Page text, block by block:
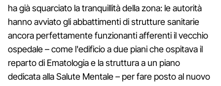
ha già squarciato la tranquillità della zona: le autorità
hanno avviato gli abbattimenti di strutture sanitarie
ancora perfettamente funzionanti afferenti il vecchio
ospedale – come l'edificio a due piani che ospitava il
reparto di Ematologia e la struttura a un piano
dedicata alla Salute Mentale – per fare posto al nuovo